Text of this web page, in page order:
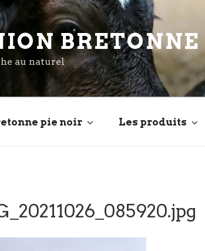
au naturel
pie noir Les produits